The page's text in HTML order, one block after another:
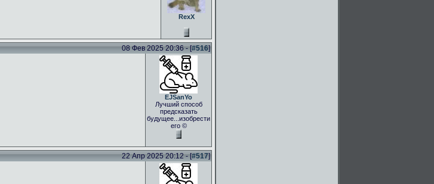
RexX
08 Фев 2025 20:36 - [#516]
EJSanYo
Лучший способ
предсказать
будущее...изобрести
его ©
22 Апр 2025 20:12 - [#517]